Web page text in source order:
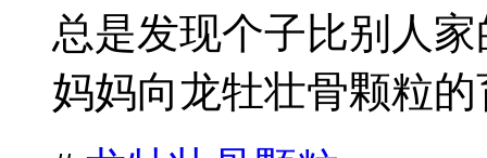
总是发现个子比别人
妈妈向龙牡壮骨颗粒的